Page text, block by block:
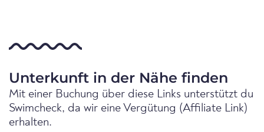
Unterkunft in der Nähe finden
Mit einer Buchung über diese Links unterstützt du
Swimcheck, da wir eine Vergütung (Affiliate Link)
erhalten.